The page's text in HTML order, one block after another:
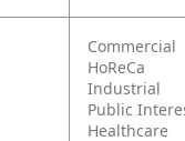
Commercial
HoReCa
Industrial
Public
Healthcare